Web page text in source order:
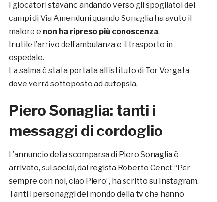
I giocatori stavano andando verso gli spogliatoi dei
campi di Via Amenduni quando Sonaglia ha avuto il
malore e non ha ripreso più conoscenza.
Inutile l’arrivo dell’ambulanza e il trasporto in
ospedale.
La salma è stata portata all’istituto di Tor Vergata
dove verrà sottoposto ad autopsia.
Piero Sonaglia: tanti i
messaggi di cordoglio
L’annuncio della scomparsa di Piero Sonaglia è
arrivato, sui social, dal regista Roberto Cenci: “Per
sempre con noi, ciao Piero”, ha scritto su Instagram.
Tanti i personaggi del mondo della tv che hanno